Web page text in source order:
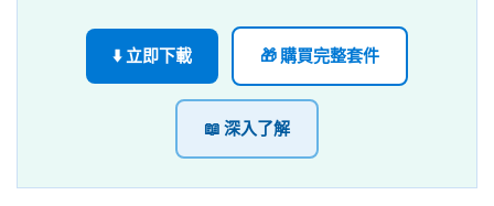
⬇️ 立即下載 🎁 購買完整套件
📖 深入了解